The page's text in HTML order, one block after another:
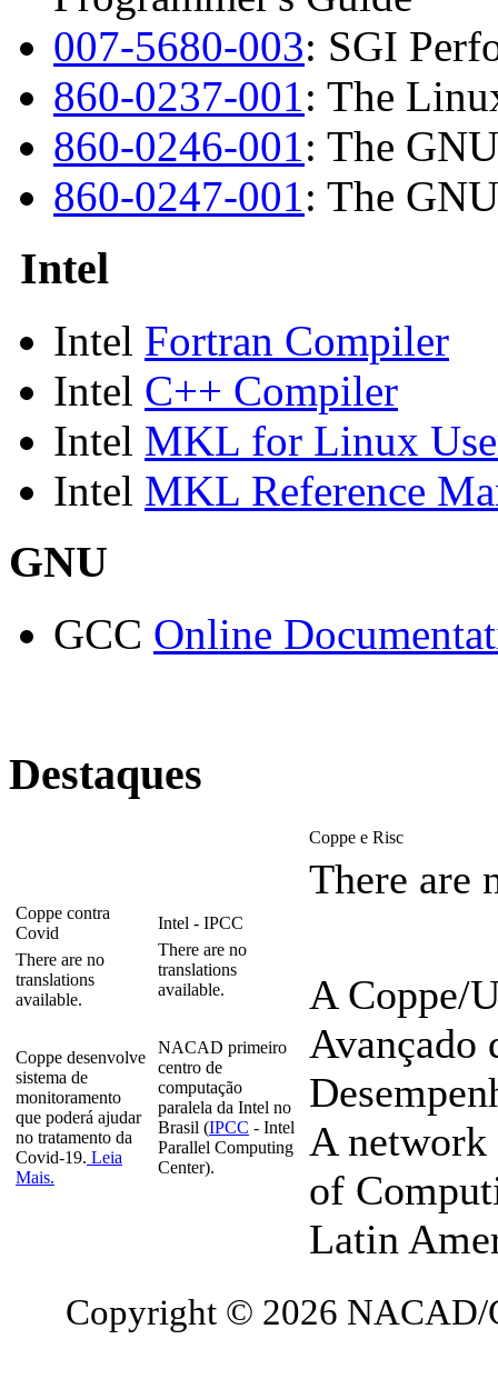
007-5680-003: SGI
860-0237-001: The
860-0246-001: The
860-0247-001: The
Intel
Intel Fortran Compiler
Intel C++ Compiler
Intel MKL for Linux
Intel MKL Reference
GNU
GCC Online
Destaques
Coppe contra
Covid
There are no
translations
available.
Coppe desenvolve
sistema de
monitoramento
que poderá ajudar
no tratamento da
Covid-19. Leia
Mais.
Intel - IPCC
There are no
translations
available.
NACAD primeiro
centro de
computação
paralela da Intel no
Brasil (IPCC - Intel
Parallel Computing
Center).
Coppe e Risc
There are
A Coppe/
Avançado
A
of
Latin
Copyright © 2026 NACAD/